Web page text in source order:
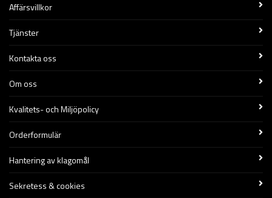
Affärsvillkor
Tjänster
Kontakta oss
Om oss
Kvalitets- och Miljöpolicy
Orderformulär
Hantering av klagomål
Sekretess & cookies